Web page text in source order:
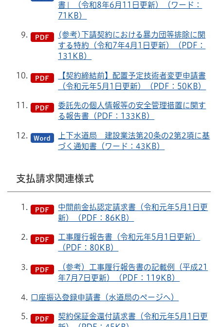
書」（令和8年6月11日更新）（ワード：
71KB）
(参考)下請契約における暴力団等排除に関
する特約（令和7年4月1日更新）（PDF：
131KB）
【契約締結前】配置予定技術者変更申請書
（令和元年5月1日更新）（PDF：50KB）
委託先の個人情報等の安全管理措置に関す
る報告書（PDF：133KB）
上下水道局 建設業法第20条の2第2項に基
づく通知書（ワード：43KB）
支払請求関連様式
中間前金払認定請求書（令和元年5月1日更
新）（PDF：86KB）
工事履行報告書（令和元年5月1日更新）
（PDF：80KB）
（参考）工事履行報告書の記載例（平成21
年7月7日更新）（PDF：119KB）
口座振込登録申請書（水道局のページへ）
契約保証金還付請求書（令和元年5月1日更